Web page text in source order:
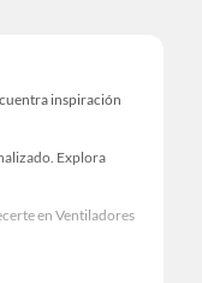
inspiración
Explora
en Ventiladores